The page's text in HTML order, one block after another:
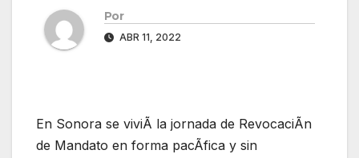
Por
ABR 11, 2022
En Sonora se viviÃ la jornada de RevocaciÃn
de Mandato en forma pacÃfica y sin